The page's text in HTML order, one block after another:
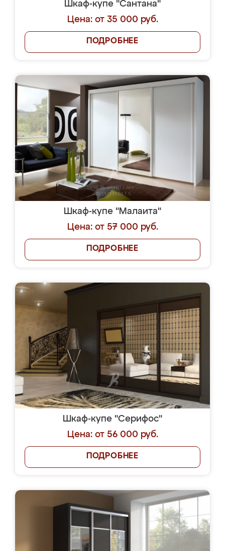
Шкаф-купе "Сантана"
Цена: от 35 000 руб.
ПОДРОБНЕЕ
Шкаф-купе "Малаита"
Цена: от 57 000 руб.
ПОДРОБНЕЕ
Шкаф-купе "Серифос"
Цена: от 56 000 руб.
ПОДРОБНЕЕ